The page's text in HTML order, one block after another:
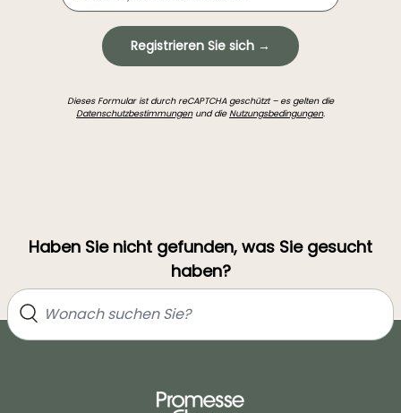
Registrieren Sie sich →
Dieses Formular ist durch reCAPTCHA geschützt – es gelten die
Datenschutzbestimmungenund dieNutzungsbedingungen.
Haben Sie nicht gefunden, was Sie gesucht
haben?